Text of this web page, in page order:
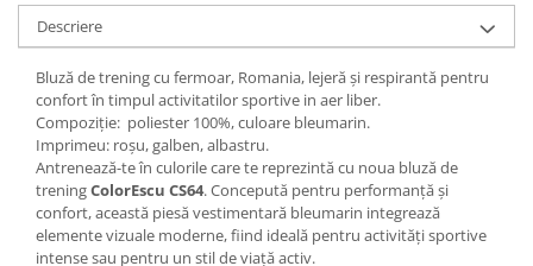
Descriere
Bluză de trening cu fermoar, Romania, lejeră și respirantă pentru
confort în timpul activitatilor sportive in aer liber.
Compoziție: poliester 100%, culoare bleumarin.
Imprimeu: roșu, galben, albastru.
Antrenează-te în culorile care te reprezintă cu noua bluză de
treningColorEscu CS64. Concepută pentru performanță și
confort, această piesă vestimentară bleumarin integrează
elemente vizuale moderne, fiind ideală pentru activități sportive
intense sau pentru un stil de viață activ.